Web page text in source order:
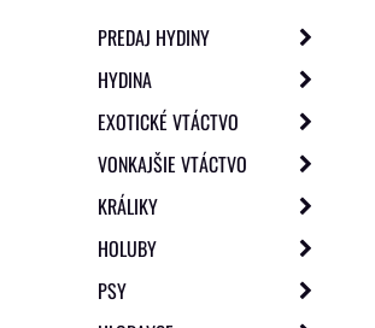
PREDAJ HYDINY
HYDINA
EXOTICKÉ VTÁCTVO
VONKAJŠIE VTÁCTVO
KRÁLIKY
HOLUBY
PSY